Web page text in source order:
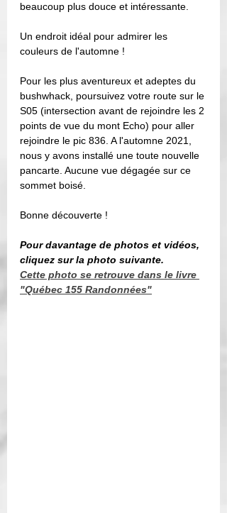
beaucoup plus douce et intéressante.
Un endroit idéal pour admirer les
couleurs de l'automne !
Pour les plus aventureux et adeptes du
bushwhack, poursuivez votre route sur le
S05 (intersection avant de rejoindre les 2
points de vue du mont Echo) pour aller
rejoindre le pic 836. A l'automne 2021,
nous y avons installé une toute nouvelle
pancarte. Aucune vue dégagée sur ce
sommet boisé.
Bonne découverte !
Pour davantage de photos et vidéos,
cliquez sur la photo suivante.
Cette photo se retrouve dans le livre
"Québec 155 Randonnées"